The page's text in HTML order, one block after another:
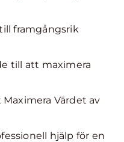
framgångsrik
till att maximera
Värdet av
hjälp för en